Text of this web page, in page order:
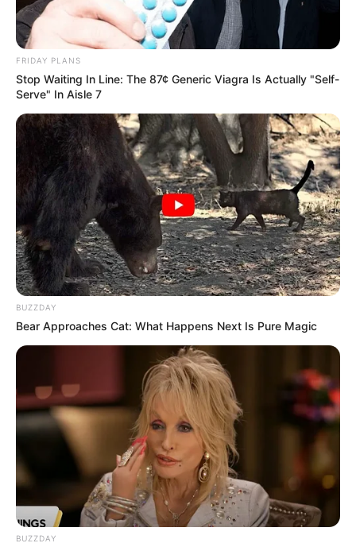
beszélgetések közben a koponyát a földre csapta.
Fia, Edward VI, elrendelte, hogy apja halála után
festsék át a hátborzongató részletet.
FRIDAY PLANS
Stop Waiting In Line: The 87¢ Generic Viagra Is Actually "Self-
Serve" In Aisle 7
BUZZDAY
Bear Approaches Cat: What Happens Next Is Pure Magic
BUZZDAY